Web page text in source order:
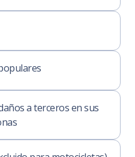
a terceros en sus